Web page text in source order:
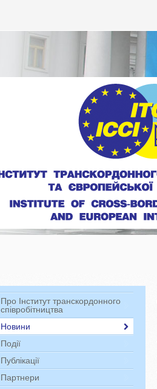
Про Інститут транскордонного
співробітництва
Новини
Події
Публікації
Партнери